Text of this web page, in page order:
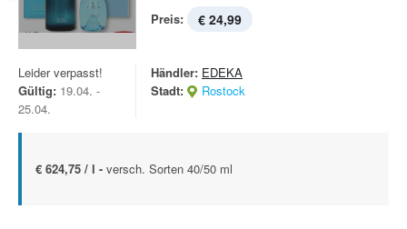
Preis: € 24,99
Leider verpasst!
Gültig: 19.04. -
25.04.
Händler: EDEKA
Stadt:
Rostock
€ 624,75 / l - versch. Sorten 40/50 ml